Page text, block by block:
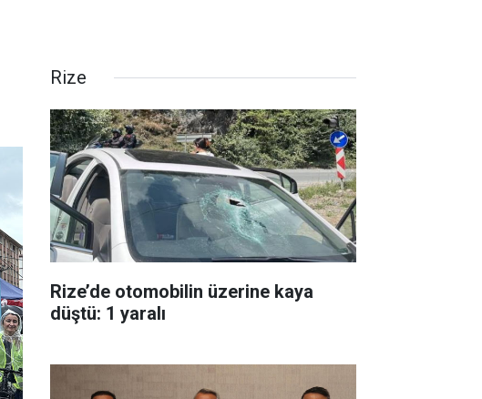
Rize
Rize’de otomobilin üzerine kaya
düştü: 1 yaralı